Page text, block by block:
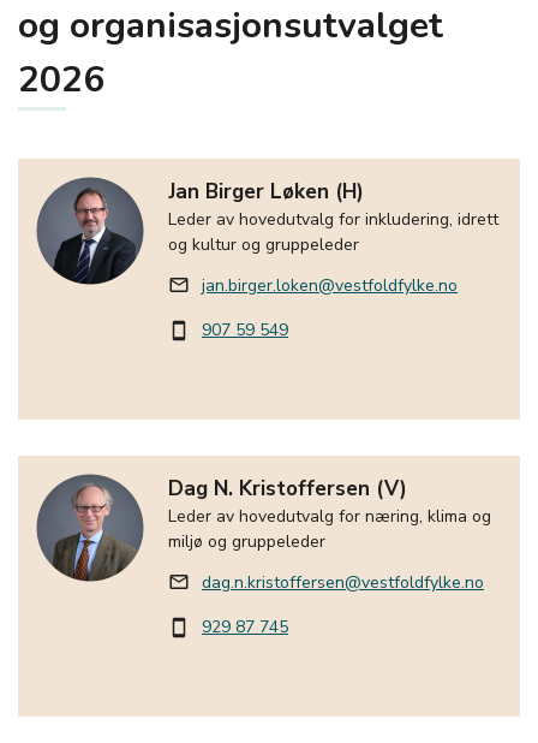
og organisasjonsutvalget
2026
Jan Birger Løken (H)
Leder av hovedutvalg for inkludering, idrett
og kultur og gruppeleder
mail_outline jan.birger.loken@vestfoldfylke.no
smartphone 907 59 549
Dag N. Kristoffersen (V)
Leder av hovedutvalg for næring, klima og
miljø og gruppeleder
mail_outline dag.n.kristoffersen@vestfoldfylke.no
smartphone 929 87 745